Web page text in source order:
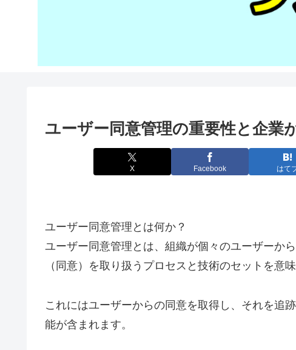
ユーザー同意管理の重要性と企業
X Facebook はて
ユーザー同意管理とは何か？
ユーザー同意管理とは、組織が個々のユーザーか
（同意）を取り扱うプロセスと技術のセットを意味
これにはユーザーからの同意を取得し、それを追
能が含まれます。